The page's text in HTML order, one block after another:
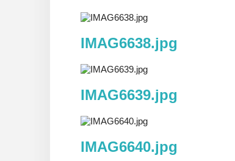
IMAG6638.jpg
IMAG6639.jpg
IMAG6640.jpg